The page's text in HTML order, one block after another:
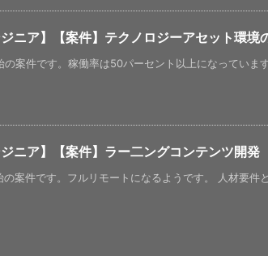
ジニア】【案件】テクノロジーアセット環境
の案件です。稼働率は50パーセント以上になっていま
ジニア】【案件】ラー二ングコンテンツ開発
の案件です。フルリモートになるようです。 人材要件